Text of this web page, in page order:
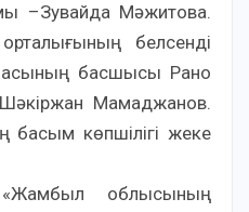
–Зувайда Мәжитова.
белсенді
басшысы Рано
Мамаджанов.
басым көпшілігі жеке
«Жамбыл облысының